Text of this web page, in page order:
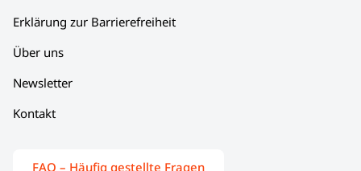
Erklärung zur Barrierefreiheit
Über uns
Newsletter
Kontakt
FAQ – Häufig gestellte Fragen